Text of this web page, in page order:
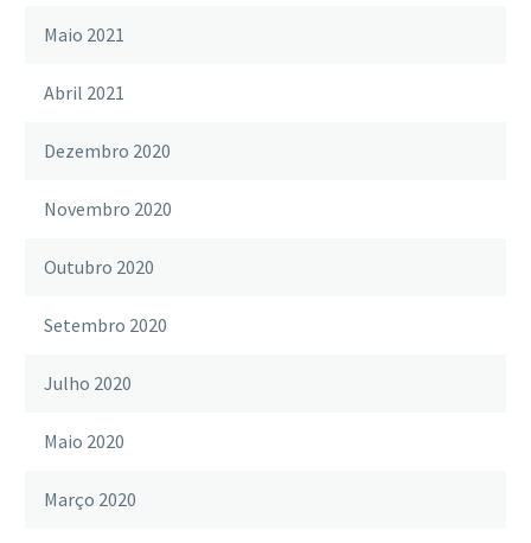
Maio 2021
Abril 2021
Dezembro 2020
Novembro 2020
Outubro 2020
Setembro 2020
Julho 2020
Maio 2020
Março 2020